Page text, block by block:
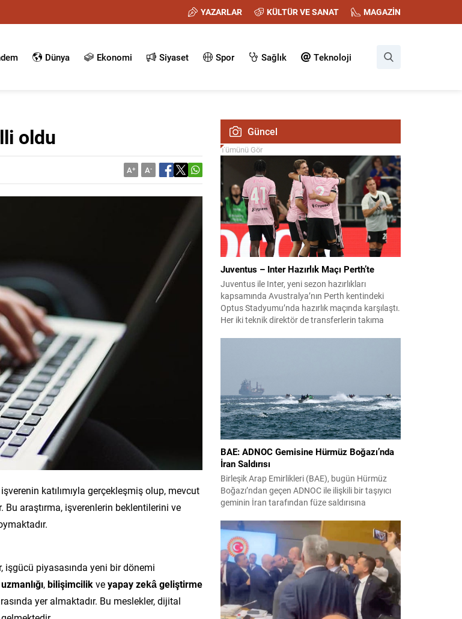
YAZARLAR KÜLTÜR VE SANAT MAGAZİN
Dünya Ekonomi Siyaset Spor Sağlık Teknoloji
oldu
A+ A-
katılımıyla gerçekleşmiş olup, mevcut
araştırma, işverenlerin beklentilerini ve
işgücü piyasasında yeni bir dönemi
,bilişimcilikveyapay zekâ geliştirme
yer almaktadır. Bu meslekler, dijital
Güncel
Tümünü Gör
Juventus – Inter Hazırlık Maçı Perth’te
Juventus ile Inter, yeni sezon hazırlıkları
kapsamında Avustralya’nın Perth kentindeki
Optus Stadyumu’nda hazırlık maçında karşılaştı.
Her iki teknik direktör de transferlerin takıma
Yıldız ilk 11’de görev alırken,...
BAE: ADNOC Gemisine Hürmüz Boğazı’nda
İran Saldırısı
Birleşik Arap Emirlikleri (BAE), bugün Hürmüz
Boğazı’ndan geçen ADNOC ile ilişkili bir taşıyıcı
geminin İran tarafından füze saldırısına
alındığını bildirirken saldırıyı kınadı ve Tahran’ı
korsanlıkla suçladı. WAM ajansının aktardığı ilk
açıklamada, ADNOC’a ait bir geminin sabah
saatlerinde hedef alındığı belirtildi; ilerleyen
dakikalarda ise BAE...